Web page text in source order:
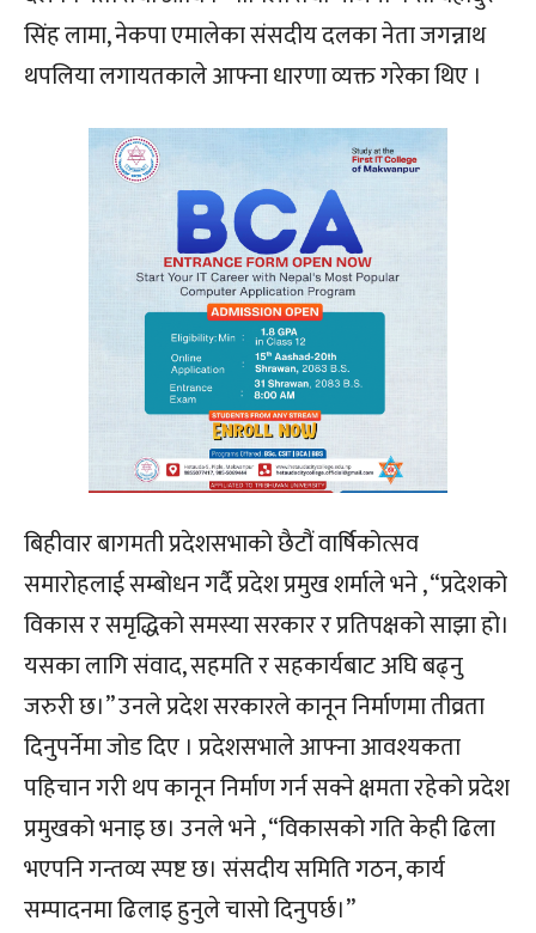
सिंह लामा, नेकपा एमालेका संसदीय दलका नेता जगन्नाथ
थपलिया लगायतकाले आफ्ना धारणा व्यक्त गरेका थिए ।
बिहीवार बागमती प्रदेशसभाको छैटौं वार्षिकोत्सव
समारोहलाई सम्बोधन गर्दै प्रदेश प्रमुख शर्माले भने , “प्रदेशको
विकास र समृद्धिको समस्या सरकार र प्रतिपक्षको साझा हो।
यसका लागि संवाद, सहमति र सहकार्यबाट अघि बढ्नु
जरुरी छ।” उनले प्रदेश सरकारले कानून निर्माणमा तीव्रता
दिनुपर्नेमा जोड दिए । प्रदेशसभाले आफ्ना आवश्यकता
पहिचान गरी थप कानून निर्माण गर्न सक्ने क्षमता रहेको प्रदेश
प्रमुखको भनाइ छ। उनले भने , “विकासको गति केही ढिला
भएपनि गन्तव्य स्पष्ट छ। संसदीय समिति गठन, कार्य
सम्पादनमा ढिलाइ हुनुले चासो दिनुपर्छ।”